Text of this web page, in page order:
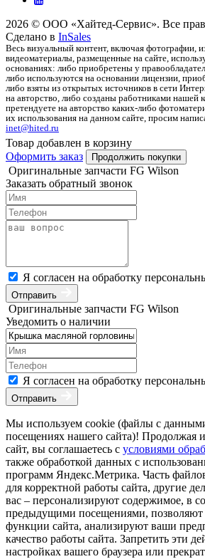
2026 © ООО «Хайтед-Сервис». Все
Сделано в InSales
Весь визуальный контент, включая фотографии,
видеоматериалы, размещенные на сайте,
основаниях: либо приобретены у
либо используются на основании лицензии,
либо взяты из открытых источников в сети
на авторство, либо созданы работниками нашей
претендуете на авторство каких-либо
их использования на данном сайте, просим
inet@hited.ru
Товар добавлен в корзину
Оформить заказ
Продолжить покупки
Оригинальные запчасти FG Wilson
Заказать обратный звонок
Я согласен на обработку
Отправить
Оригинальные запчасти FG Wilson
Уведомить о наличии
Я согласен на обработку
Отправить
Мы используем cookie (файлы с
посещениях нашего сайта)! Продолжая
сайт, вы соглашаетесь с условиями
также обработкой данных с
программ Яндекс.Метрика. Часть
для корректной работы сайта, другие
вас – персонализируют содержимое, в
предыдущими посещениями, позволяют
функции сайта, анализируют ваши
качество работы сайта. Запретить эти
настройках вашего браузера или